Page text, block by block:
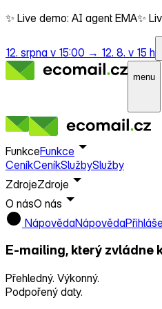
✨ Live demo: AI agent EMA✨
12. srpna v 15:00 → 12. 8. v 15 h
menu
FunkceFunkce
CeníkCeníkSlužbySlužby
ZdrojeZdroje
O násO nás
NápovědaNápověda
E-mailing, který zvládne
Přehledný. Výkonný.
Podpořený daty.